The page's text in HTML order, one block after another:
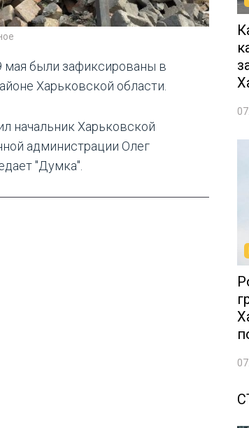
мая были зафиксированы в
Харьковской области.
начальник Харьковской
администрации Олег
"Думка".